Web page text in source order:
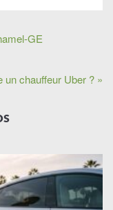
GE
un chauffeur Uber ? »